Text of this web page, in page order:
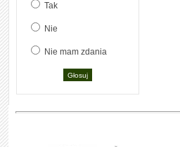
Tak
Nie
Nie mam zdania